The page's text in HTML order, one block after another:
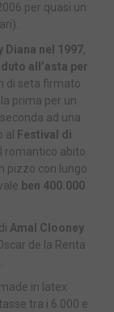
per quasi un
Diana nel 1997,
all’asta per
di seta firmato
prima per un
ad una
al
Festival di
romantico abito
pizzo con lungo
ben 400.000
Amal Clooney
de la Renta
in latex
tra i 6.000 e